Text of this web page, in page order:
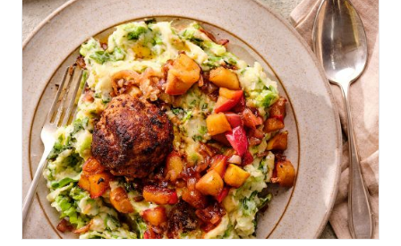
WEEKMENU'S
KOOKBOEKEN